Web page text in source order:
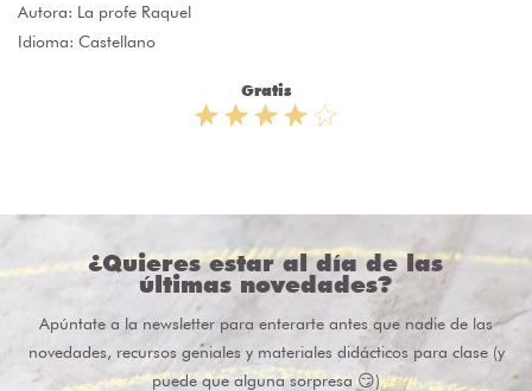
Autora: La profe Raquel
Idioma: Castellano
Gratis
¿Quieres estar al día de las
últimas novedades?
Apúntate a la newsletter para enterarte antes que nadie de las
novedades, recursos geniales y materiales didácticos para clase (y
puede que alguna sorpresa 😏)